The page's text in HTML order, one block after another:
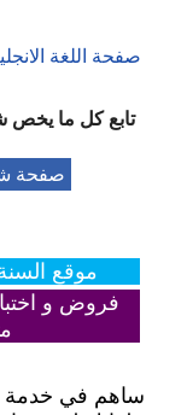
صفحة اللغة
تابع كل ما يخص
صفحة
موقع
فروض و
ساهم في خدمة